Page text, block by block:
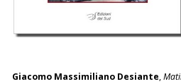
Giacomo Massimiliano Desiante,